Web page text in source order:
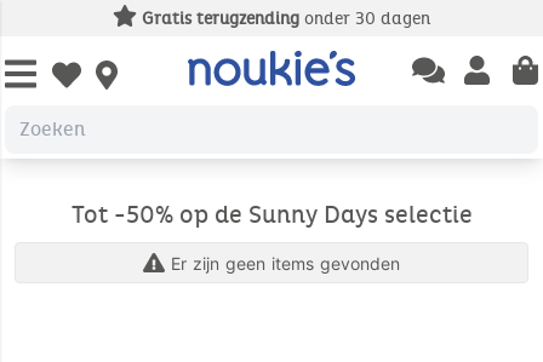
Gratis terugzending onder 30 dagen
Open wishlist Open
Open
Tot -50% op de Sunny Days selectie
Er zijn geen items gevonden